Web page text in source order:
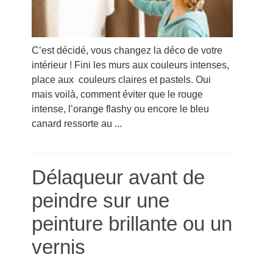
C’est décidé, vous changez la déco de votre
intérieur ! Fini les murs aux couleurs intenses,
place aux couleurs claires et pastels. Oui
mais voilà, comment éviter que le rouge
intense, l’orange flashy ou encore le bleu
canard ressorte au ...
Délaqueur avant de
peindre sur une
peinture brillante ou un
vernis